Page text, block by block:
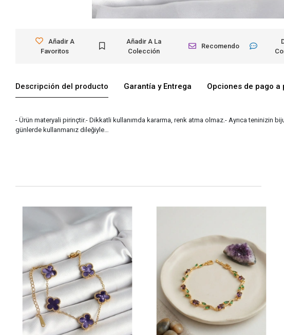
Añadir A
Favoritos
Añadir A La
Colección
Recomendo
Descripción del producto Garantía y Entrega Opciones de pago a
- Ürün materyali pirinçtir.- Dikkatli kullanımda kararma, renk atma olmaz.- Ayrıca teninizin
günlerde kullanmanız dileğiyle…